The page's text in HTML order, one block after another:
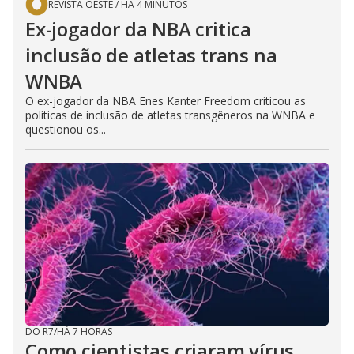
REVISTA OESTE/ HÁ 4 MINUTOS
Ex-jogador da NBA critica
inclusão de atletas trans na
WNBA
O ex-jogador da NBA Enes Kanter Freedom criticou as
políticas de inclusão de atletas transgêneros na WNBA e
questionou os...
DO R7/HÁ 7 HORAS